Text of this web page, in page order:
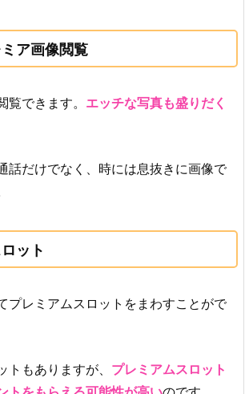
ア画像閲覧
できます。 エッチな写真も盛りだく
話だけでなく、時には息抜きに画像で
ット
プレミアムスロットをまわすことがで
もありますが、 プレミアムスロット